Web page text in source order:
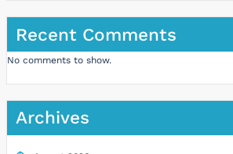
Recent Comments
No comments to show.
Archives